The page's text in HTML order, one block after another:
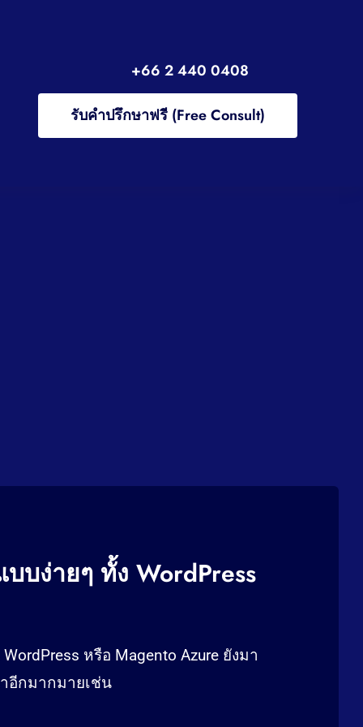
+66 2 440 0408
รับคำปรึกษาฟรี (Free Consult)
บง่ายๆ ทั้ง WordPress
หรือ Magento Azure ยังมา
อีกมากมายเช่น